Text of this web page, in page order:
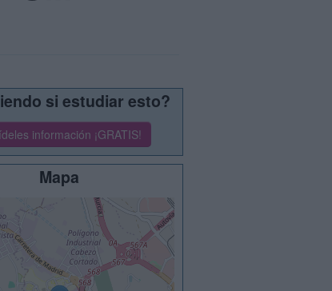
si estudiar esto?
información ¡GRATIS!
Mapa